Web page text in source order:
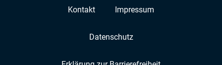
Kontakt Impressum
Datenschutz